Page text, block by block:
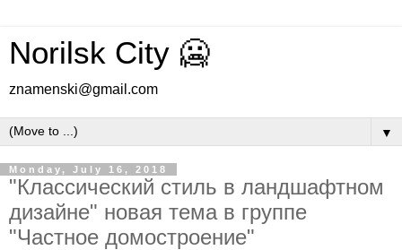
Norilsk City 🥶
znamenski@gmail.com
▼
Monday, July 16, 2018
"Классический стиль в ландшафтном
дизайне" новая тема в группе
"Частное домостроение"